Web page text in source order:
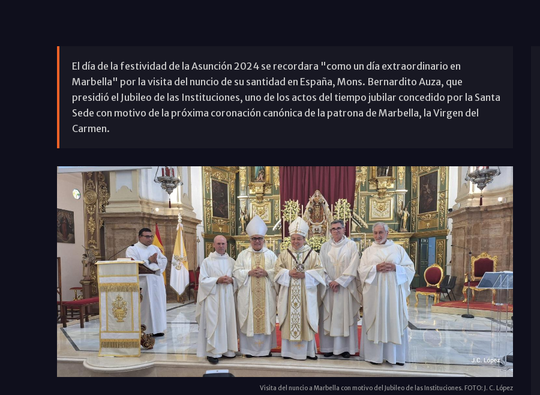
El día de la festividad de la Asunción 2024 se recordara "como un día extraordinario en
Marbella" por la visita del nuncio de su santidad en España, Mons. Bernardito Auza, que
presidió el Jubileo de las Instituciones, uno de los actos del tiempo jubilar concedido por la Santa
Sede con motivo de la próxima coronación canónica de la patrona de Marbella, la Virgen del
Carmen.
Visita del nuncio a Marbella con motivo del Jubileo de las Instituciones. FOTO: J. C. López